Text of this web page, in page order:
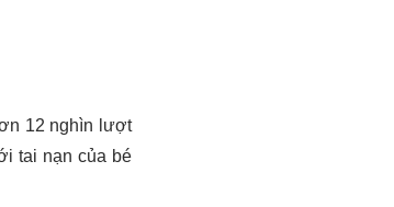
12 nghìn lượt
tai nạn của bé